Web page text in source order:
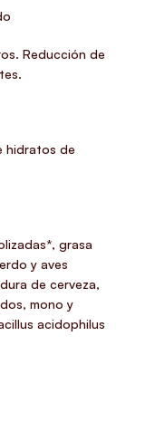
Reducción de
hidratos de
grasa
y aves
de cerveza,
mono y
acidophilus